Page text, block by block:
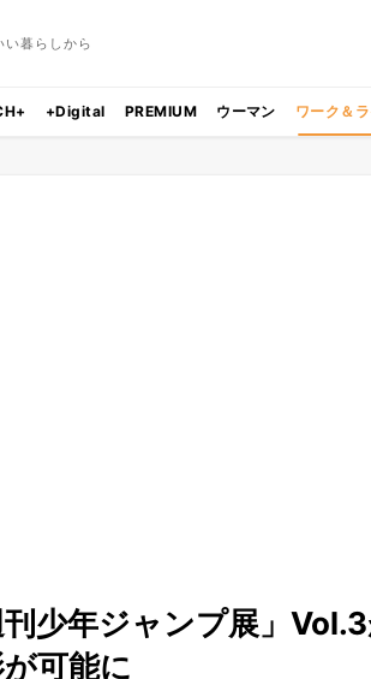
い暮らしから
+Digital PREMIUM ウーマン ワーク＆
刊少年ジャンプ展」
可能に